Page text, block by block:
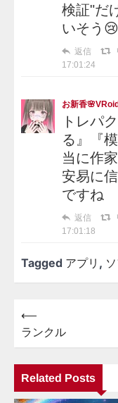
検証"だ
いそう
返信
17:01:24
お新香
トレパ
る』『
当に作
安易に
ですね
返信
17:01:18
Tagged アプリ ,
投
稿
ナ
ビ
⟵
ランクル
Related Posts